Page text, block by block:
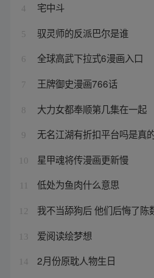
4 宅中斗
5 驭灵师的反派巴尔是谁
6 全球高武下拉式6漫画入口
7 王牌御史漫画766话
8 大力女都奉顺第几集在一起
9 无名江湖有折扣平台吗是真
10 星甲魂将传漫画更新慢
低处为鱼肉什么意思
12 我不当舔狗后 他们后悔了陈
13 爱阅读绘梦想
14 2月份原耽人物生日